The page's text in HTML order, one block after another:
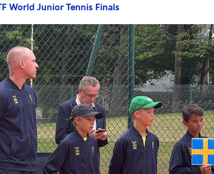
World Junior Tennis Finals